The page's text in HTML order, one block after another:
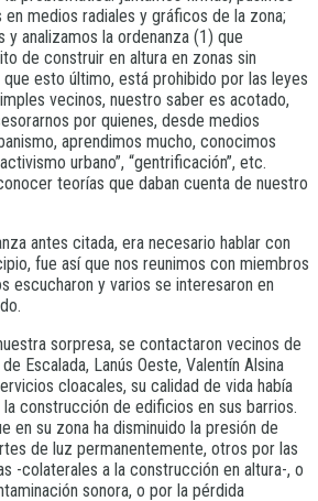
medios radiales y gráficos de la zona;
y analizamos la ordenanza (1) que
de construir en altura en zonas sin
esto último, está prohibido por las leyes
vecinos, nuestro saber es acotado,
por quienes, desde medios
aprendimos mucho, conocimos
urbano”, “gentrificación”, etc.
teorías que daban cuenta de nuestro
antes citada, era necesario hablar con
fue así que nos reunimos con miembros
escucharon y varios se interesaron en
sorpresa, se contactaron vecinos de
Escalada, Lanús Oeste, Valentín Alsina
cloacales, su calidad de vida había
construcción de edificios en sus barrios.
en su zona ha disminuido la presión de
de luz permanentemente, otros por las
-colaterales a la construcción en altura-, o
sonora, o por la pérdida